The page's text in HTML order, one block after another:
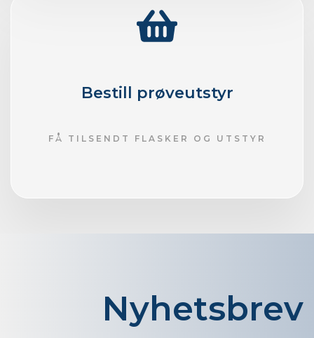
Bestill prøveutstyr
FÅ TILSENDT FLASKER OG UTSTYR
Nyhetsbrev